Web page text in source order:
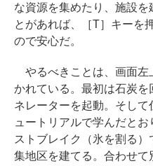
な資源を集めたり、施設を
とがあれば、［T］キーを
ので安心だ。
やるべきことは、画面左
かれている。最初は石炭を
ネレーターを起動。そし
ュートリアルで学んだと
ストブレイク（氷を割る
集地区を建てる。合わせ